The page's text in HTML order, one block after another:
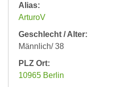
Alias:
ArturoV
Geschlecht / Alter:
Männlich/ 38
PLZ Ort:
10965 Berlin